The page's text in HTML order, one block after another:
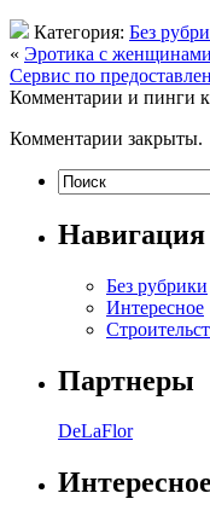
Категория: Без
« Эротика с женщинами
Сервис по
Комментарии и пинги
Комментарии закрыты.
Навигация
Без рубрики
Интересное
Партнеры
DeLaFlor
Интересное